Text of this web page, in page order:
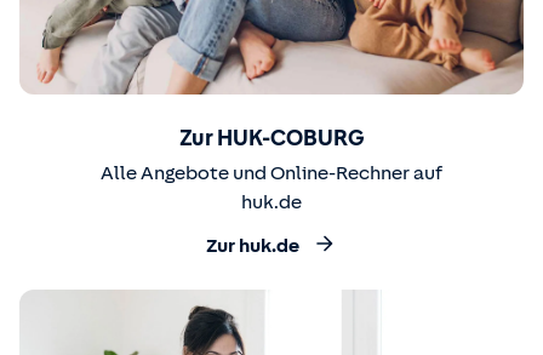
Zur HUK-COBURG
Alle Angebote und Online-Rechner auf
huk.de
Zur huk.de